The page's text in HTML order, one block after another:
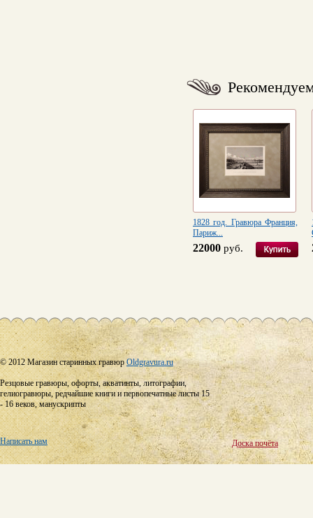
1828 год. Гравюра Франция,
Париж...
22000 руб.
© 2012 Магазин старинных гравюрOldgravura.ru
Резцовые гравюры, офорты, акватинты, литографии,
гелиогравюры, редчайшие книги и первопечатные листы 15
- 16 веков, манускрипты
Написать нам Доска почёта